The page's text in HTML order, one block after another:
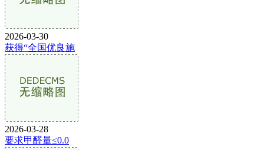
2026-03-30
获得“全国优良施
2026-03-28
要求甲醛量≤0.0